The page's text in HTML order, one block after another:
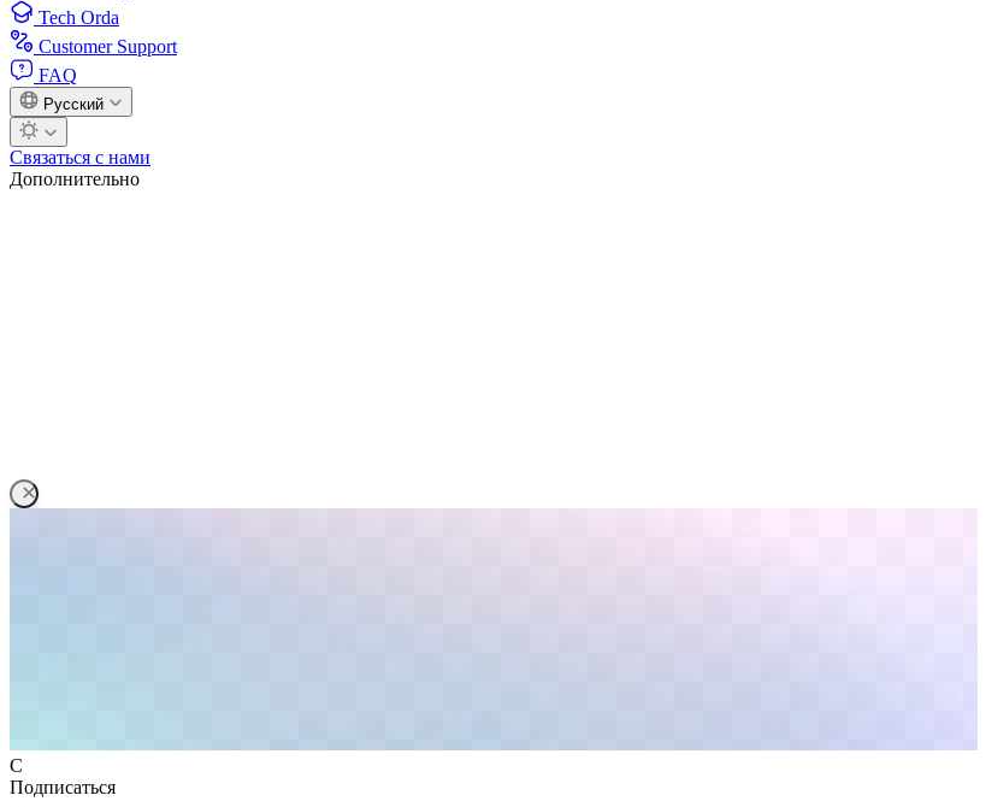
Tech Orda
Customer Support
FAQ
Русский
Связаться с нами
Дополнительно
C
Подписаться